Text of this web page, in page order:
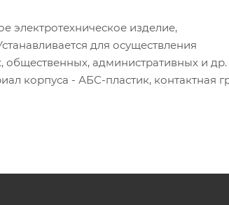
электротехническое изделие,
для осуществления
административных и др.
корпуса - АБС-пластик, контактная